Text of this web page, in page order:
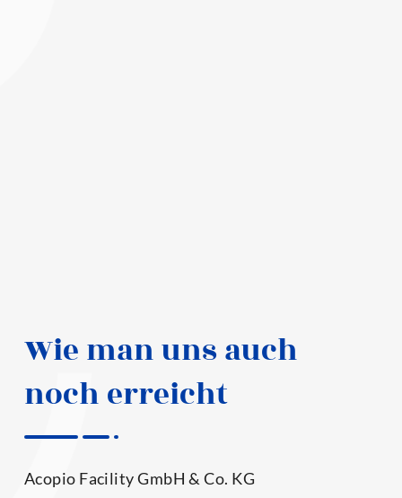
Wie man uns auch
noch erreicht
Aco­pio Faci­li­ty GmbH & Co. KG